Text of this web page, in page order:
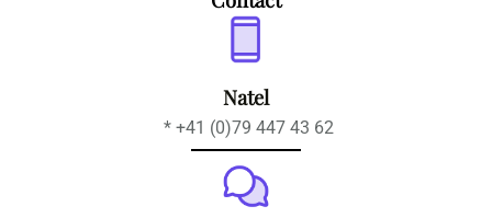
Natel
* +41 (0)79 447 43 62